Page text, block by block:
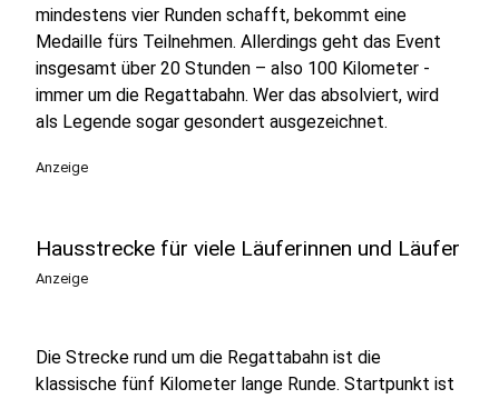
mindestens vier Runden schafft, bekommt eine
Medaille fürs Teilnehmen. Allerdings geht das Event
insgesamt über 20 Stunden – also 100 Kilometer -
immer um die Regattabahn. Wer das absolviert, wird
als Legende sogar gesondert ausgezeichnet.
Anzeige
Hausstrecke für viele Läuferinnen und Läufer
Anzeige
Die Strecke rund um die Regattabahn ist die
klassische fünf Kilometer lange Runde. Startpunkt ist